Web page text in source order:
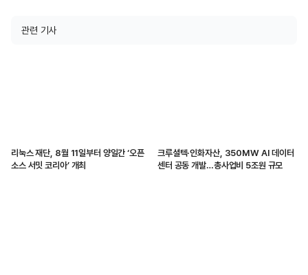
관련 기사
리눅스 재단, 8월 11일부터 양일간 ‘오픈
소스 서밋 코리아’ 개최
크루셜텍·인화자산, 350MW AI 데이터
센터 공동 개발…총사업비 5조원 규모